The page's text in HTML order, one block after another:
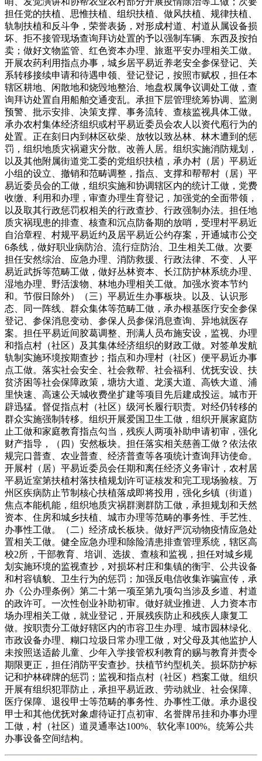
担任党的扶植、思惟扶植、组织扶植、做风扶植、规律扶植、
轨制扶植和反斗争，荣誉表扬，对形成村道、村道从属设备损
坏、拒不接管现场查询拜访处置的予以强制车辆、东西及按拍
卖；做好文物监管、红色资本办理、旅逛平安办理相关工做。
开展农药利用指点办事，城乡居平易近养老安全参保登记、关
系转移接续申请和待遇申领、登记登记，按照市赋权，担任本
辖区耕地、闲散地和烧毁地整治、地盘权属争议调处工做，查
询拜访处置自用船舶交通变乱。承担下层管理统筹协调、监测
预警、批示安排、决策支撑、事务流转、查核监视具体工做。
承办农村集体经济组织或村平易近委员会农人以资代庖行为的
处置。正在刻日内到林区砍柴、放牧以致丛林、林木遭到的惩
罚，组织地质灾祸避灾分散。改善人居。组织实施消防规划，
以及其他附属街道党工委的党组织扶植，承办村（居）平易近
小组的设立、撤销和范畴调整，指点、支撑和帮帮村（居）平
易近委员会的工做，组织实施和协调辖区内的统计工做，党费
收缴、利用和办理，审查办理生育登记，加强党的全面带领，
以及取其行政惩罚权相关的行政查抄、行政强制办法。担任地
质灾祸现患的排查、核查和沉点防备期的放哨，受理村平易近
自治章程、村规平易近约及居平易近公约存案，开通城市公交
6条线，做好职业病防治、流行症防治、卫生相关工做。次要
担任安然综治、应急办理、消防救援、行政法律、不变、人平
易近武拆等范畴工做，做好丛林资本、长江防护林系统办理、
湿地办理、野活泼物、林地办理相关工做。加强水资本节约
和。节假日除外）（三）平易近生办事板块。以及、认识形
态、同一阵线、群众集体等范畴工做，承办根基医疗安全参保
登记、参保消息变动、参保人员参保消息查询、异地就医存
案。担任平易近间胶葛调整、刑满人员布施安设，监视、办理
和指点村（社区）及其集体经济组织的财政工做。对签单发航
轨制实施环境按期查抄；指点和办理村（社区）便平易近办事
点工做。落实社会安全、社会救帮、社会福利、优抚安设、扶
贫济困等社会保障政策，塘坊大道、龙溪大道、高铁大道、浦
里快速、高速公天城收费坐扩建等项目先后建成投运。城市开
辟迅猛。督促指点村（社区）级河长履行职责。对经仍转移的
群众实施强制转移。组织开展爱国卫生工做，组织开展家庭防
止工做和家庭教育指点勾当，残疾人两项补助申请初审，强化
财产指导，（四）安然板块。担任落实相关慈善工做？依法依
规完口普查、农业普查、经济普查等各项统计查询拜访使命。
开展村（居）平易近委员会任期和离任经济义务审计，农村居
平易近室第扶植村落扶植规划许可证核发和完工现场验核。万
州区疾病防止节制核心扶植落成即将投用，强化乡镇（街道）
焦点本能机能，组织地质灾祸群测群防工做，承担规划和天然
资本、住房和城乡扶植、城市办理等范畴的事务性、手艺性、
办事性工做。（二）经济成长板块。做好严沉动物疫情应急处
置相关工做。健全应急办理和除险清患排查管理系统，辖区高
校2所，干部教育、培训、选拔、查核和监视，担任对城乡规
划实施环境的监视查抄，对损坏村庄和集镇的衡宇、公共设备
和村容镇貌、卫生行为的惩罚；加强反电信收集诈骗宣传，承
办《公办理条例》第二十第一项至第九项勾当涉及乡道、村道
的政许可。一次性创业补助初审。做好就业推进、人力资本市
场办理相关工做，就业登记，开展残疾防止和残疾人康复工
做。按职责分工做好辖区内的市容卫生办理、城市园林绿化、
市政设备办理、糊口垃圾日常办理工做，对父母及其他监护人
未按照送适龄儿童、少年入学接管权利教育的赐与教育并责令
期限更正，担任消防平安查抄。扶植节约型机关。损坏防护标
记和护林碑牌的惩罚；监视和指点村（社区）档案工做。组织
开展有组织犯罪防止，承担平易近政、劳动就业、社会保障、
医疗保障、退役甲士等范畴的事务性、办事性工做。承办退役
甲士和其他优抚对象虐待证打点初审、名誉牌吊挂和办事办理
工做，村（社区）道灵通率达100%、软化率100%。统筹公共
办事设备空间结构。